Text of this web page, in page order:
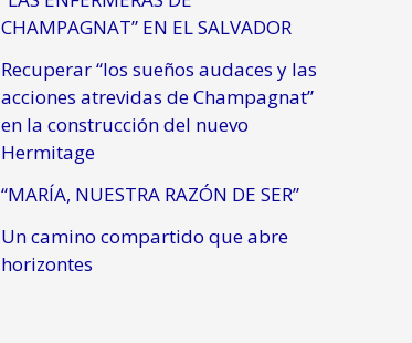
CHAMPAGNAT” EN EL SALVADOR
Recuperar “los sueños audaces y las
acciones atrevidas de Champagnat”
en la construcción del nuevo
Hermitage
“MARÍA, NUESTRA RAZÓN DE SER”
Un camino compartido que abre
horizontes